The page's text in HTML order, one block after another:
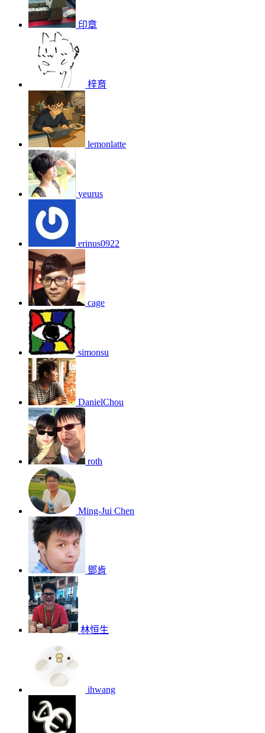
印章
梓育
lemonlatte
yeurus
erinus0922
cage
simonsu
DanielChou
roth
Ming-Jui Chen
鄧肯
林恒生
ihwang